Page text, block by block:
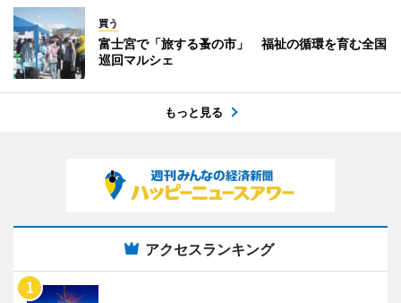
買う
富士宮で「旅する蚤の市」 福祉の循環を育む全国
巡回マルシェ
もっと見る
アクセスランキング